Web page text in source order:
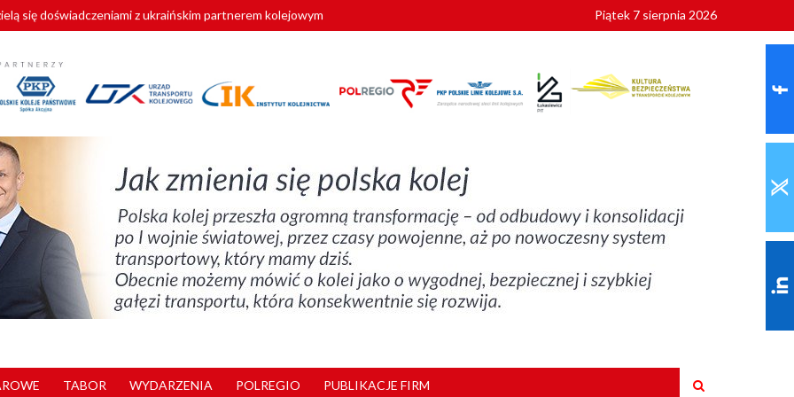
się doświadczeniami z ukraińskim partnerem kolejowym
Bydgoszcz Fordon zakończona
Vectrony na 230 km/h
pociągi od PESA. Sześć nowoczesnych ELF-ów wyjedzie na tory w 2029 roku
180 nowych pracowników drużyn pociągowych od początku roku
Piątek 7 sierpnia 2026
TABOR WYDARZENIA POLREGIO PUBLIKACJE FIRM